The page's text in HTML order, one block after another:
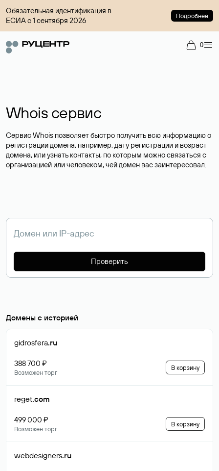
Обязательная идентификация в
ЕСИА с 1 сентября 2026
Подробнее
0
Whois сервис
Сервис Whois позволяет быстро получить всю информацию о
регистрации домена, например, дату регистрации и возраст
домена, или узнать контакты, по которым можно связаться с
организацией или человеком, чей домен вас заинтересовал.
Проверить
Домены с историей
gidrosfera.ru
388 700 ₽
Возможен торг
В корзину
reget.com
499 000 ₽
Возможен торг
В корзину
webdesigners.ru